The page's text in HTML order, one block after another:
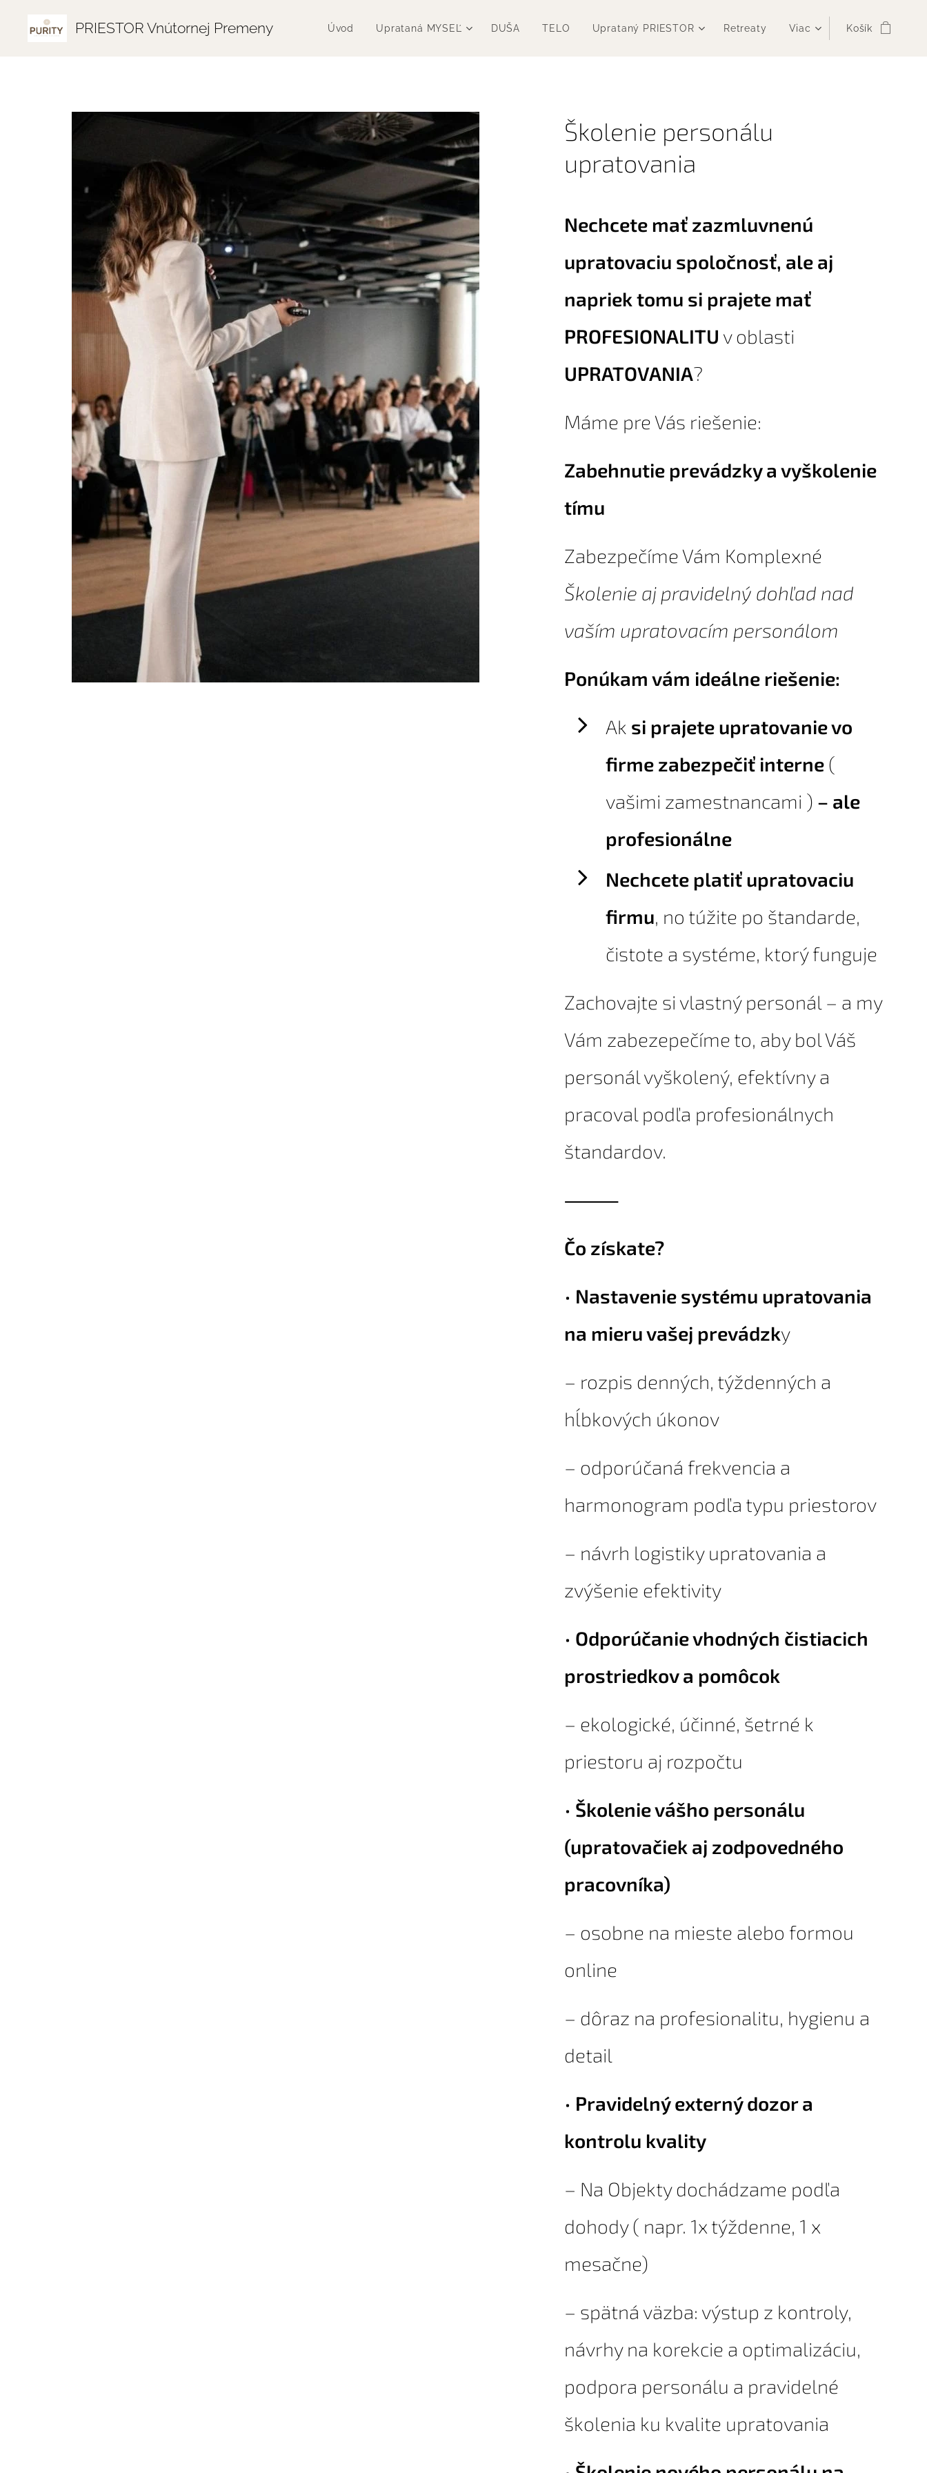
PRIESTOR Vnútornej Premeny Úvod Uprataná MYSEĽ DUŠA TELO Uprataný PRIESTOR Retreaty Viac Košík
Školenie personálu
upratovania
Nechcete mať zazmluvnenú
upratovaciu spoločnosť, ale aj
napriek tomu si prajete mať
PROFESIONALITU v oblasti
UPRATOVANIA?
Máme pre Vás riešenie:
Zabehnutie prevádzky a vyškolenie
tímu
Zabezpečíme Vám Komplexné
Školenie aj pravidelný dohľad nad
vaším upratovacím personálom
Ponúkam vám ideálne riešenie:
Ak si prajete upratovanie vo
firme zabezpečiť interne (
vašimi zamestnancami ) – ale
profesionálne
Nechcete platiť upratovaciu
firmu, no túžite po štandarde,
čistote a systéme, ktorý funguje
Zachovajte si vlastný personál – a my
Vám zabezepečíme to, aby bol Váš
personál vyškolený, efektívny a
pracoval podľa profesionálnych
štandardov.
⸻
Čo získate?
• Nastavenie systému upratovania
na mieru vašej prevádzky
– rozpis denných, týždenných a
hĺbkových úkonov
– odporúčaná frekvencia a
harmonogram podľa typu priestorov
– návrh logistiky upratovania a
zvýšenie efektivity
• Odporúčanie vhodných čistiacich
prostriedkov a pomôcok
– ekologické, účinné, šetrné k
priestoru aj rozpočtu
• Školenie vášho personálu
(upratovačiek aj zodpovedného
pracovníka)
– osobne na mieste alebo formou
online
– dôraz na profesionalitu, hygienu a
detail
• Pravidelný externý dozor a
kontrolu kvality
– Na Objekty dochádzame podľa
dohody ( napr. 1x týždenne, 1 x
mesačne)
– spätná väzba: výstup z kontroly,
návrhy na korekcie a optimalizáciu,
podpora personálu a pravidelné
školenia ku kvalite upratovania